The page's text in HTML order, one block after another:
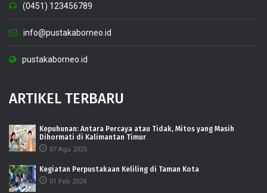
(0451) 123456789
info@pustakaborneo.id
pustakaborneo.id
ARTIKEL TERBARU
Kepuhunan: Antara Percaya atau Tidak, Mitos yang Masih
Dihormati di Kalimantan Timur
07 Agu 2025
Kegiatan Perpustakaan Keliling di Taman Kota
01 Feb 2024